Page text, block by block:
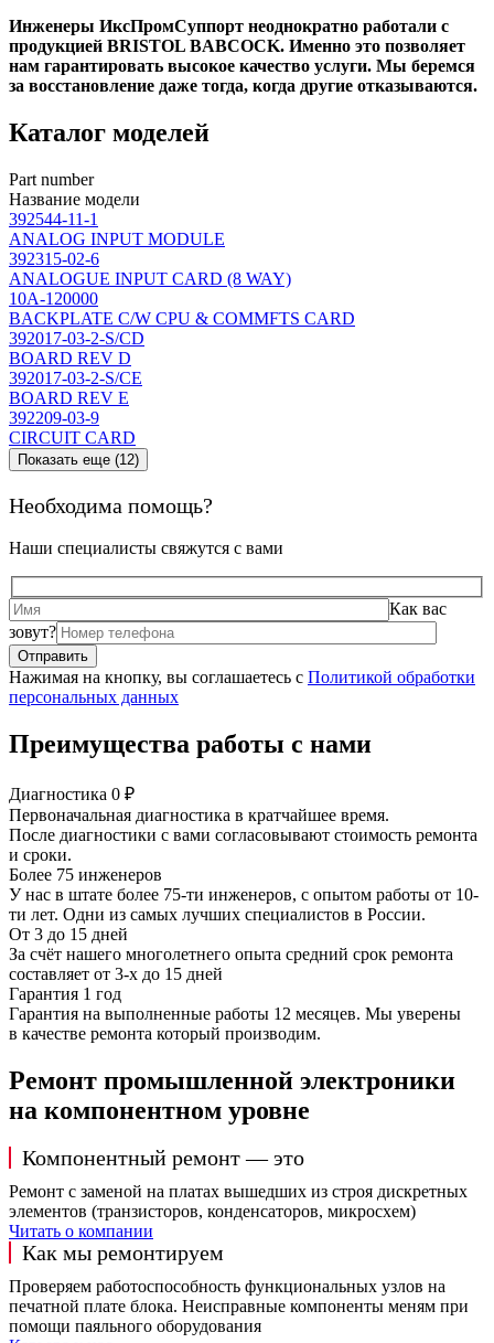
Инженеры ИксПромСуппорт неоднократно работали с
продукцией BRISTOL BABCOCK. Именно это позволяет
нам гарантировать высокое качество услуги. Мы беремся
за восстановление даже тогда, когда другие отказываются.
Каталог моделей
Part number
Название модели
392544-11-1
ANALOG INPUT MODULE
392315-02-6
ANALOGUE INPUT CARD (8 WAY)
10A-120000
BACKPLATE C/W CPU & COMMFTS CARD
392017-03-2-S/CD
BOARD REV D
392017-03-2-S/CE
BOARD REV E
392209-03-9
CIRCUIT CARD
Показать еще (12)
Необходима помощь?
Наши специалисты свяжутся с вами
Как вас
зовут?
Нажимая на кнопку, вы соглашаетесь с Политикой обработки
персональных данных
Преимущества работы с нами
Диагностика 0 ₽
Первоначальная диагностика в кратчайшее время.
После диагностики с вами согласовывают стоимость ремонта
и сроки.
Более 75 инженеров
У нас в штате более 75-ти инженеров, с опытом работы от 10-
ти лет. Одни из самых лучших специалистов в России.
От 3 до 15 дней
За счёт нашего многолетнего опыта средний срок ремонта
составляет от 3-х до 15 дней
Гарантия 1 год
Гарантия на выполненные работы 12 месяцев. Мы уверены
в качестве ремонта который производим.
Ремонт промышленной электроники
на компонентном уровне
Компонентный ремонт — это
Ремонт с заменой на платах вышедших из строя дискретных
элементов (транзисторов, конденсаторов, микросхем)
Читать о компании
Как мы ремонтируем
Проверяем работоспособность функциональных узлов на
печатной плате блока. Неисправные компоненты меням при
помощи паяльного оборудования